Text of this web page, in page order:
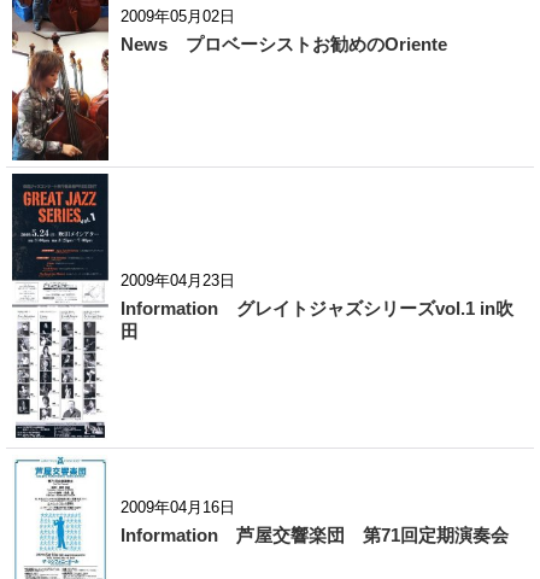
2009年05月02日
News プロベーシストお勧めのOriente
2009年04月23日
Information グレイトジャズシリーズvol.1 in吹
田
2009年04月16日
Information 芦屋交響楽団 第71回定期演奏会